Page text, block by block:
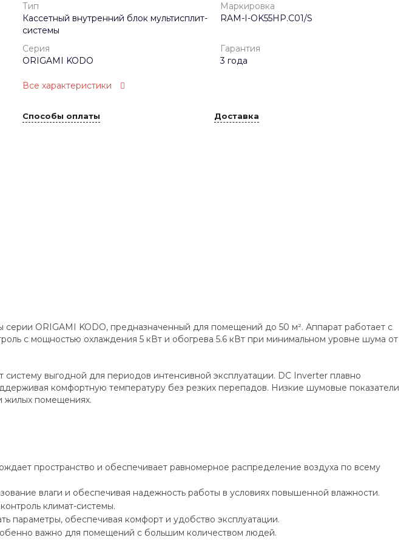
Тип
Кассетный внутренний блок мультисплит-
системы
Маркировка
RAM-I-OK55HP.C01/S
Серия
ORIGAMI KODO
Гарантия
3 года
Все характеристики
Способы оплаты Доставка
ORIGAMI KODO, предназначенный для помещений до 50 м². Аппарат работает с
с мощностью охлаждения 5 кВт и обогрева 5.6 кВт при минимальном уровне шума от
выгодной для периодов интенсивной эксплуатации. DC Inverter плавно
комфортную температуру без резких перепадов. Низкие шумовые показатели
жилых помещениях.
пространство и обеспечивает равномерное распределение воздуха по всему
влаги и обеспечивая надежность работы в условиях повышенной влажности.
климат-системы.
параметры, обеспечивая комфорт и удобство эксплуатации.
важно для помещений с большим количеством людей.